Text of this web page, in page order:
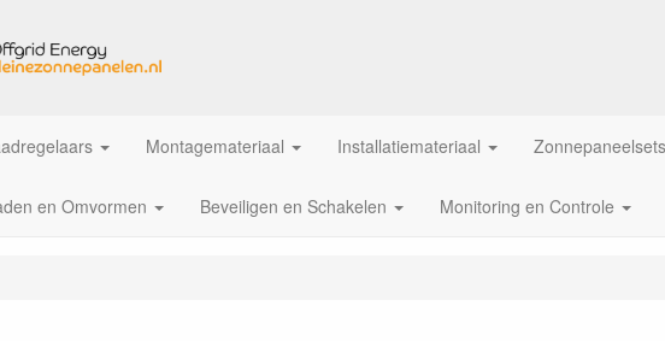
Montagemateriaal Installatiemateriaal Zonnepaneelsets
en Omvormen Beveiligen en Schakelen Monitoring en Controle